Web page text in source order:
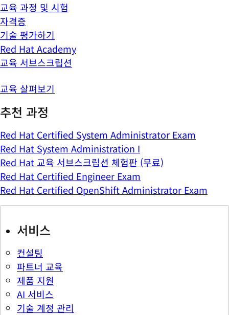
교육 과정 및 시험
자격증
기술 평가하기
Red Hat Academy
교육 서브스크립션
교육 살펴보기
추천 과정
Red Hat Certified System Administrator Exam
Red Hat System Administration I
Red Hat 교육 서브스크립션 체험판 (무료)
Red Hat Certified Engineer Exam
Red Hat Certified OpenShift Administrator Exam
서비스
컨설팅
파트너 교육
제품 지원
AI 서비스
기술 계정 관리